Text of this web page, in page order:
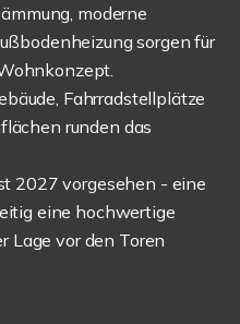
moderne
sorgen für
Fahrradstellplätze
runden das
2027 vorgesehen - eine
eine hochwertige
Lage vor den Toren